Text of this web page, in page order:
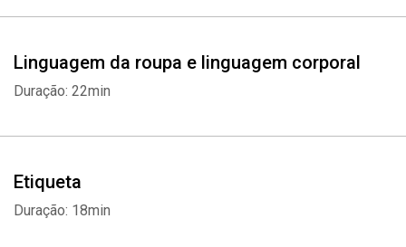
Linguagem da roupa e linguagem corporal
Duração: 22min
Etiqueta
Duração: 18min